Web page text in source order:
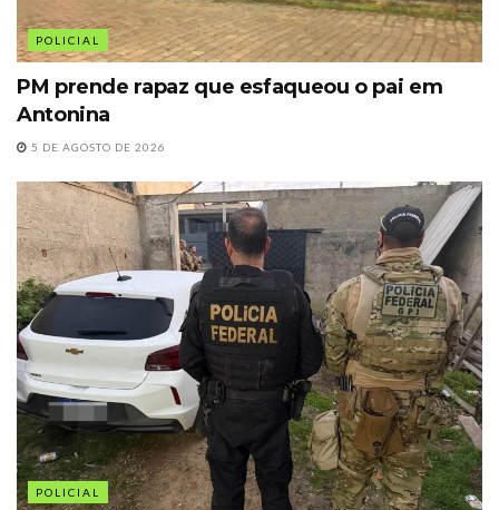
POLICIAL
PM prende rapaz que esfaqueou o pai em
Antonina
5 DE AGOSTO DE 2026
POLICIAL